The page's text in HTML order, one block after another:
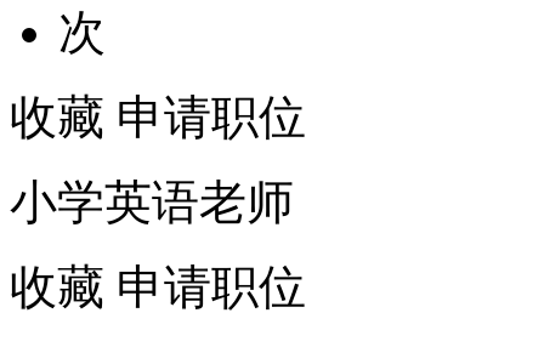
次
收藏 申请职位
小学英语老师
收藏 申请职位